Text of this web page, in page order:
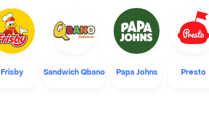
Frisby Sandwich Qbano Papa Johns Presto